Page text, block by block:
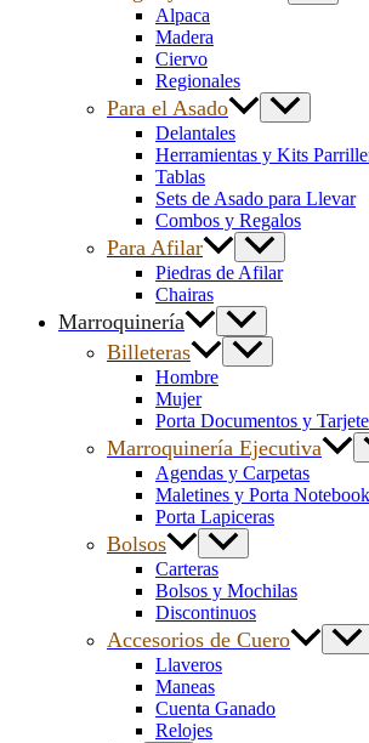
Alpaca
Madera
Ciervo
Regionales
Para el Asado
Delantales
Herramientas y Kits
Tablas
Sets de Asado para Llevar
Combos y Regalos
Para Afilar
Piedras de Afilar
Chairas
Marroquinería
Billeteras
Hombre
Mujer
Porta Documentos y
Marroquinería Ejecutiva
Agendas y Carpetas
Maletines y Porta
Porta Lapiceras
Bolsos
Carteras
Bolsos y Mochilas
Discontinuos
Accesorios de Cuero
Llaveros
Maneas
Cuenta Ganado
Relojes